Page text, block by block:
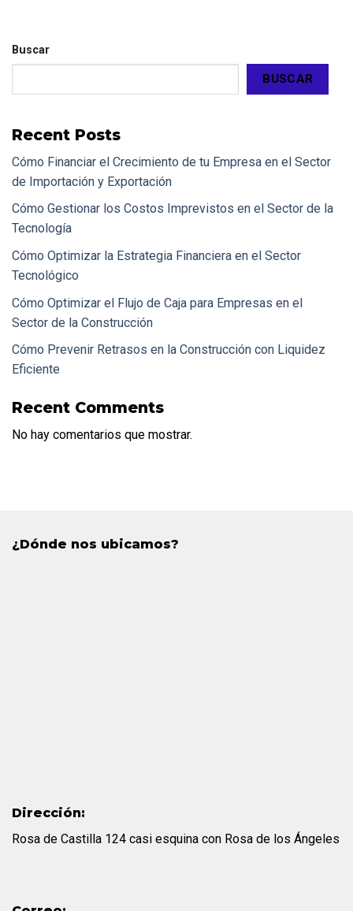
Buscar
BUSCAR
Recent Posts
Cómo Financiar el Crecimiento de tu Empresa en el Sector
de Importación y Exportación
Cómo Gestionar los Costos Imprevistos en el Sector de la
Tecnología
Cómo Optimizar la Estrategia Financiera en el Sector
Tecnológico
Cómo Optimizar el Flujo de Caja para Empresas en el
Sector de la Construcción
Cómo Prevenir Retrasos en la Construcción con Liquidez
Eficiente
Recent Comments
No hay comentarios que mostrar.
¿Dónde nos ubicamos?
Dirección:
Rosa de Castilla 124 casi esquina con Rosa de los Ángeles